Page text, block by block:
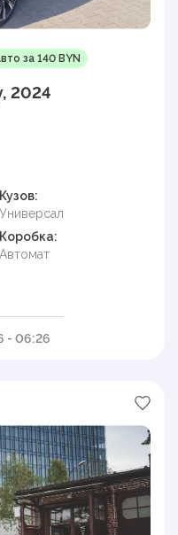
за 140 BYN
2024
Кузов:
Универсал
Коробка:
Автомат
- 06:26